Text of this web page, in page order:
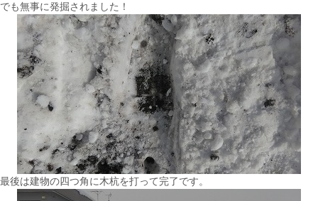
でも無事に発掘されました！
最後は建物の四つ角に木杭を打って完了です。